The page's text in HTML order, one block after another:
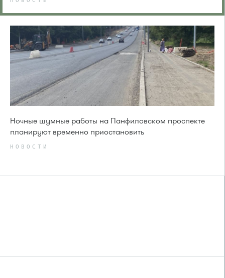
Ночные шумные работы на Панфиловском проспекте
планируют временно приостановить
НОВОСТИ